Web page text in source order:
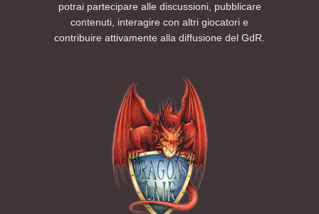
potrai partecipare alle discussioni, pubblicare
contenuti, interagire con altri giocatori e
contribuire attivamente alla diffusione del GdR.